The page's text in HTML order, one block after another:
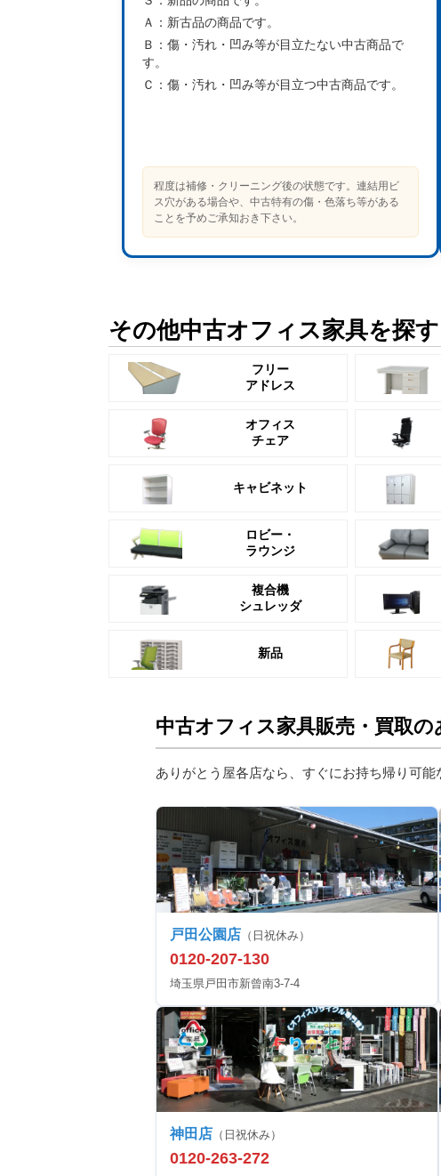
Ａ： 新古品の商品です。
Ｂ： 傷・汚れ・凹み等が目立たない中古商品で
す。
Ｃ： 傷・汚れ・凹み等が目立つ中古商品です。
程度は補修・クリーニング後の状態です。連結用ビ
ス穴がある場合や、中古特有の傷・色落ち等がある
ことを予めご承知おき下さい。
その他中古オフィス家具を探す
フリー
アドレス
オフィス
チェア
キャビネット
ロビー・
ラウンジ
複合機
シュレッダ
新品
中古オフィス家具販売・買取
ありがとう屋各店なら、すぐにお持ち帰り可
戸田公園店 （日祝休み）
0120-207-130
埼玉県戸田市新曾南3-7-4
神田店 （日祝休み）
0120-263-272